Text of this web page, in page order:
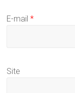
E-mail*
Site